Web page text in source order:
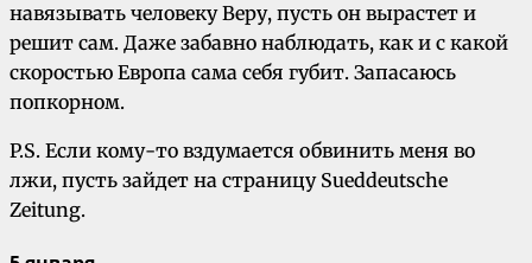
навязывать человеку Веру, пусть он вырастет и
решит сам. Даже забавно наблюдать, как и с какой
скоростью Европа сама себя губит. Запасаюсь
попкорном.
P.S. Если кому-то вздумается обвинить меня во
лжи, пусть зайдет на страницу Sueddeutsche
Zeitung.